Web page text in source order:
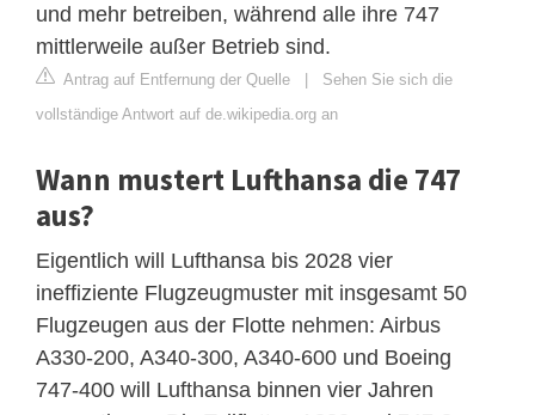
und mehr betreiben, während alle ihre 747
mittlerweile außer Betrieb sind.
Antrag auf Entfernung der Quelle | Sehen Sie sich die
vollständige Antwort auf de.wikipedia.org an
Wann mustert Lufthansa die 747
aus?
Eigentlich will Lufthansa bis 2028 vier
ineffiziente Flugzeugmuster mit insgesamt 50
Flugzeugen aus der Flotte nehmen: Airbus
A330-200, A340-300, A340-600 und Boeing
747-400 will Lufthansa binnen vier Jahren